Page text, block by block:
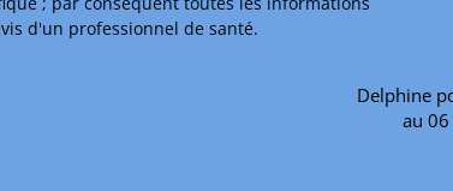
Delphine
au
d'un professionnel de santé.